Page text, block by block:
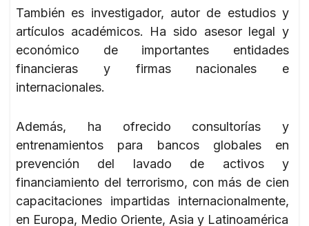
También es investigador, autor de estudios y
artículos académicos. Ha sido asesor legal y
económico de importantes entidades
financieras y firmas nacionales e
internacionales.
Además, ha ofrecido consultorías y
entrenamientos para bancos globales en
prevención del lavado de activos y
financiamiento del terrorismo, con más de cien
capacitaciones impartidas internacionalmente,
en Europa, Medio Oriente, Asia y Latinoamérica